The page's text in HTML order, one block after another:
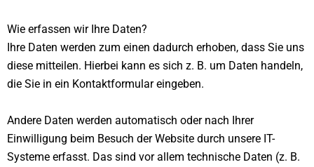
Wie erfassen wir Ihre Daten?
Ihre Daten werden zum einen dadurch erhoben, dass Sie uns
diese mitteilen. Hierbei kann es sich z. B. um Daten handeln,
die Sie in ein Kontaktformular eingeben.
Andere Daten werden automatisch oder nach Ihrer
Einwilligung beim Besuch der Website durch unsere IT-
Systeme erfasst. Das sind vor allem technische Daten (z. B.